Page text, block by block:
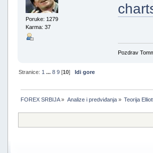
Poruke: 1279
Karma: 37
Pozdrav
Stranice: 1 ...8 9 [10]Idi gore
FOREX SRBIJA» Analize i predviđanja» Teorija